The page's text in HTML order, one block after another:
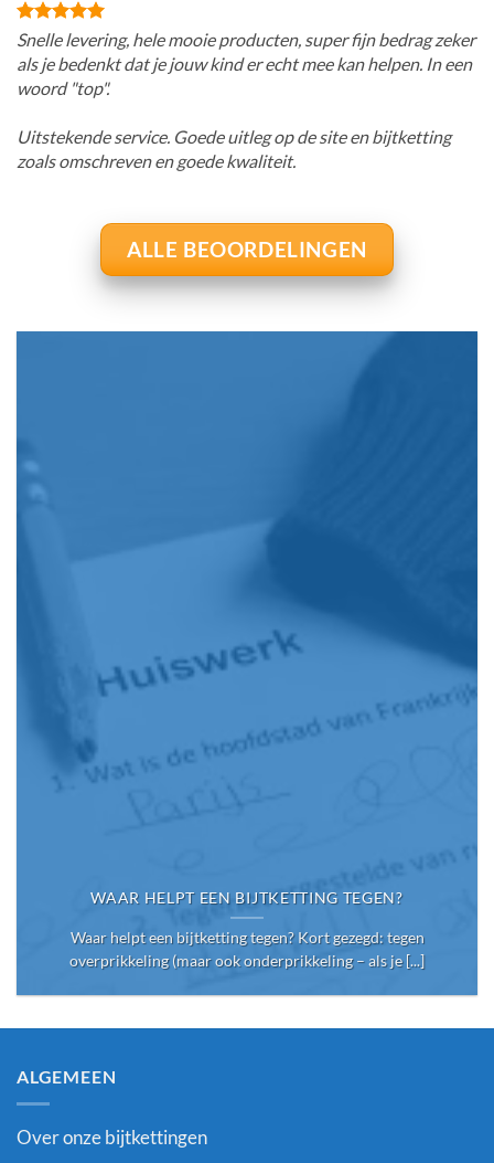
Snelle levering, hele mooie producten, super fijn bedrag zeker
als je bedenkt dat je jouw kind er echt mee kan helpen. In een
woord "top".
Uitstekende service. Goede uitleg op de site en bijtketting
zoals omschreven en goede kwaliteit.
ALLE BEOORDELINGEN
WAAR HELPT EEN BIJTKETTING TEGEN?
Waar helpt een bijtketting tegen? Kort gezegd: tegen
overprikkeling (maar ook onderprikkeling – als je [...]
ALGEMEEN
Over onze bijtkettingen